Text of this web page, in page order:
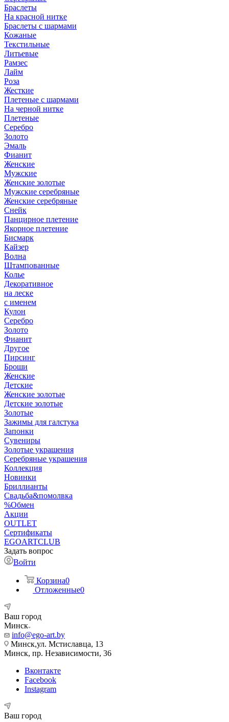
Браслеты
На красной нитке
Браслеты с шармами
Кожаные
Текстильные
Литьевые
Рамзес
Лайм
Роза
Жесткие
Плетеные с шармами
На черной нитке
Плетеные
Серебро
Золото
Эмаль
Фианит
Женские
Мужские
Женские золотые
Мужские серебряные
Женские серебряные
Снейк
Панцирное плетение
Якорное плетение
Бисмарк
Кайзер
Волна
Штампованные
Колье
Декоративное
на леске
с именем
Кулон
Серебро
Золото
Фианит
Другое
Пирсинг
Броши
Женские
Детские
Женские золотые
Детские золотые
Золотые
Зажимы для галстука
Запонки
Сувениры
Золотые украшения
Серебряные украшения
Коллекция
Новинки
Бриллианты
Свадьба&помолвка
%Обмен
Акции
OUTLET
Сертификаты
EGOARTCLUB
Задать вопрос
Войти
Корзина0
Отложенные0
Ваш город
Минск
info@ego-art.by
Минск,ул. Мстиславца, 13
Минск, пр. Независимости, 36
Вконтакте
Facebook
Instagram
Ваш город